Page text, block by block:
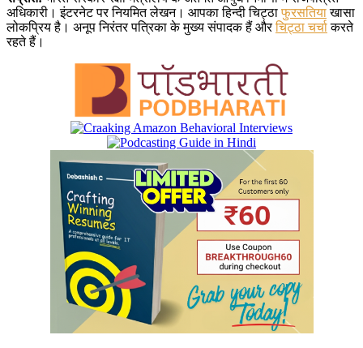
अधिकारी। इंटरनेट पर नियमित लेखन। आपका हिन्दी चिट्ठाफुरसतियाखासा
लोकप्रिय है। अनूप निरंतर पत्रिका के मुख्य संपादक हैं औरचिट्ठा चर्चाकरते
रहते हैं।